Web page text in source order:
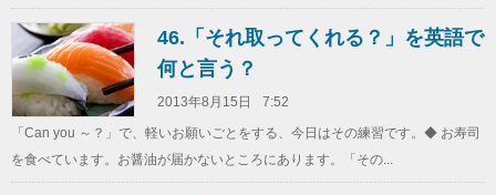
46.「それ取ってくれる？」を英語で
何と言う？
2013年8月15日
7:52
「Can you ～？」で、軽いお願いごとをする、今日はその練習です。◆ お寿司
を食べています。お醤油が届かないところにあります。「その...